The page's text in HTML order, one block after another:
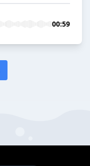
00:59